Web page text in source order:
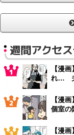
週間アクセ
【漫
れ… 夫
【漫
個室の
【漫